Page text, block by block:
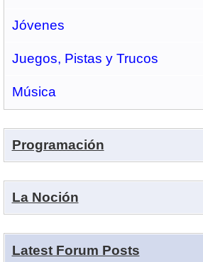
Jóvenes
Juegos, Pistas y Trucos
Música
Programación
La Noción
Latest Forum Posts